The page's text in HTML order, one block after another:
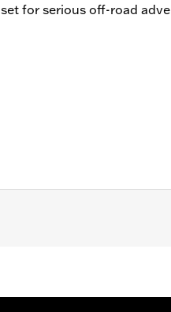
for serious off-road